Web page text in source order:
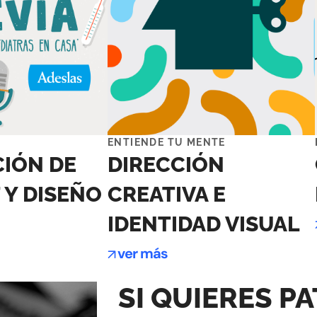
DE
DISEÑO
ENTIENDE TU MENTE
DIRECCIÓN
CREATIVA E
IDENTIDAD VISUAL
ver más
SI QUIERES